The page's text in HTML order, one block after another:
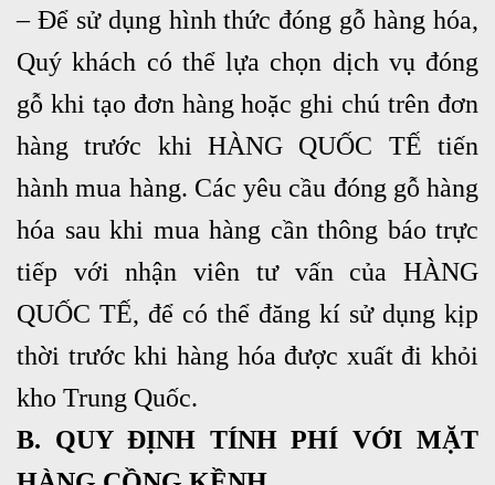
– Để sử dụng hình thức đóng gỗ hàng hóa,
Quý khách có thể lựa chọn dịch vụ đóng
gỗ khi tạo đơn hàng hoặc ghi chú trên đơn
hàng trước khi HÀNG QUỐC TẾ tiến
hành mua hàng. Các yêu cầu đóng gỗ hàng
hóa sau khi mua hàng cần thông báo trực
tiếp với nhận viên tư vấn của HÀNG
QUỐC TẾ, để có thể đăng kí sử dụng kịp
thời trước khi hàng hóa được xuất đi khỏi
kho Trung Quốc.
B. QUY ĐỊNH TÍNH PHÍ VỚI MẶT